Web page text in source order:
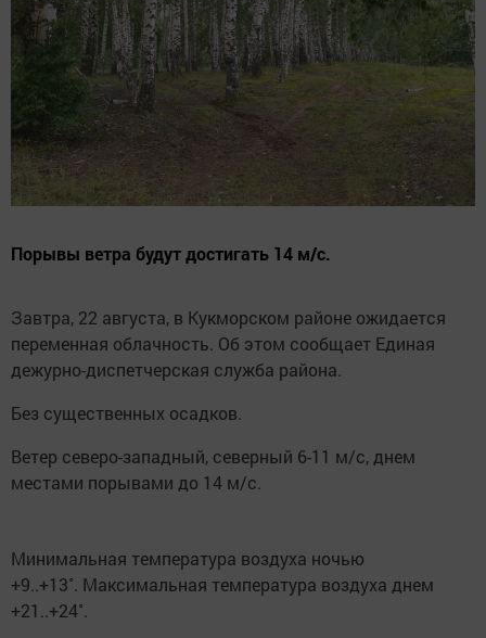
Порывы ветра будут достигать 14 м/с.
Завтра, 22 августа, в Кукморском районе ожидается
переменная облачность. Об этом сообщает Единая
дежурно-диспетчерская служба района.
Без существенных осадков.
Ветер северо-западный, северный 6-11 м/с, днем
местами порывами до 14 м/с.
Минимальная температура воздуха ночью
+9..+13˚. Максимальная температура воздуха днем
+21..+24˚.